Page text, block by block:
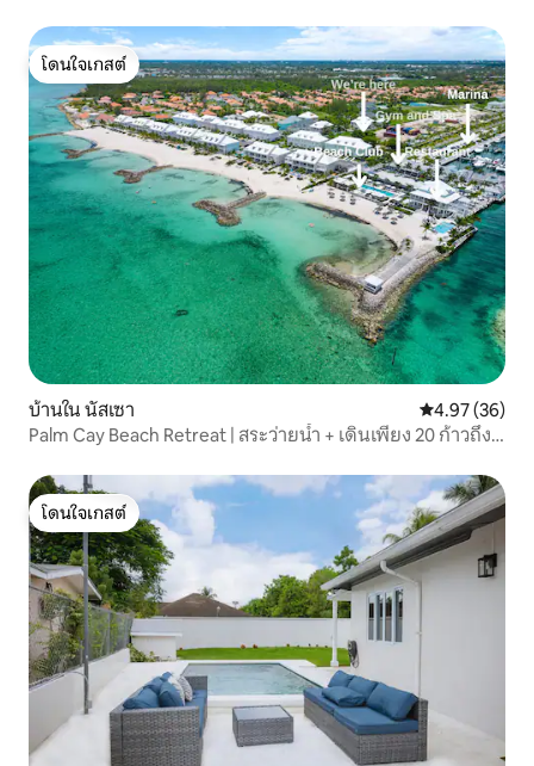
โดนใจเกสต์
โดนใจเกสต์
บ้านใน นัสเซา คะแนนเฉลี่ย
4.97 (36)
Palm Cay Beach Retreat | สระว่ายน้ำ + เดินเพียง 20 ก้าวถึง
โดนใจเกสต์
โดนใจเกสต์